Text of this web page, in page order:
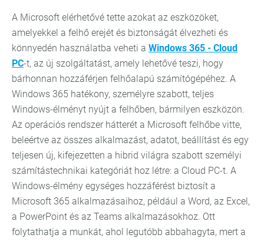
A Microsoft elérhetővé tette azokat az eszközöket,
amelyekkel a felhő erejét és biztonságát élvezheti és
könnyedén használatba veheti a Windows 365 - Cloud
PC-t, az új szolgáltatást, amely lehetővé teszi, hogy
bárhonnan hozzáférjen felhőalapú számítógépéhez. A
Windows 365 hatékony, személyre szabott, teljes
Windows-élményt nyújt a felhőben, bármilyen eszközön.
Az operációs rendszer hátterét a Microsoft felhőbe vitte,
beleértve az összes alkalmazást, adatot, beállítást és egy
teljesen új, kifejezetten a hibrid világra szabott személyi
számítástechnikai kategóriát hoz létre: a Cloud PC-t. A
Windows-élmény egységes hozzáférést biztosít a
Microsoft 365 alkalmazásaihoz, például a Word, az Excel,
a PowerPoint és az Teams alkalmazásokhoz. Ott
folytathatja a munkát, ahol legutóbb abbahagyta, mert a